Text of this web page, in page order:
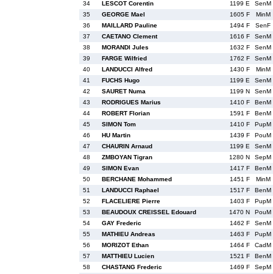
34
LESCOT Corentin 1199 E
SenM
35
GEORGE Mael 1605 F
MinM
36
MAILLARD Pauline 1494 F
SenF
37
CAETANO Clement 1616 F
SenM
38
MORANDI Jules 1632 F
SenM
39
FARGE Wilfried 1762 F
SenM
40
LANDUCCI Alfred 1430 F
MinM
41
FUCHS Hugo 1199 E
SenM
42
SAURET Numa 1199 N
SenM
43
RODRIGUES Marius 1410 F
BenM
44
ROBERT Florian 1591 F
BenM
45
SIMON Tom 1410 F
PupM
46
HU Martin 1439 F
PouM
47
CHAURIN Arnaud 1199 E
SenM
48
ZMBOYAN Tigran 1280 N
SepM
49
SIMON Evan 1417 F
BenM
50
BERCHANE Mohammed 1451 F
MinM
51
LANDUCCI Raphael 1517 F
BenM
52
FLACELIERE Pierre 1403 F
PupM
53
BEAUDOUX CREISSEL Edouard 1470 N
PouM
54
GAY Frederic 1462 F
SenM
55
MATHIEU Andreas 1463 F
PupM
56
MORIZOT Ethan 1464 F
CadM
57
MATTHIEU Lucien 1521 F
BenM
58
CHASTANG Frederic 1469 F
SepM